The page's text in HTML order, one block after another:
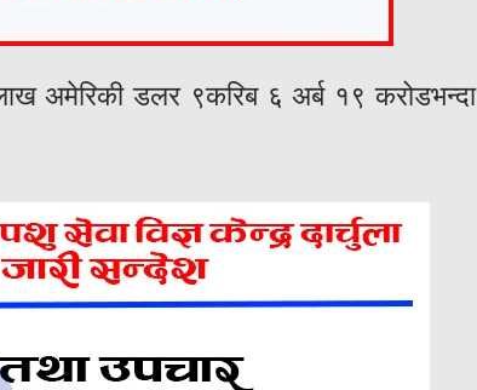
अमेरिकी डलर ९करिब ६ अर्ब १९ करोडभन्दा